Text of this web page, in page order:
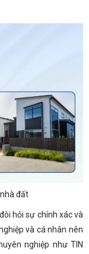
đất
hỏi sự chính xác và
và cá nhân nên
nghiệp như TIN